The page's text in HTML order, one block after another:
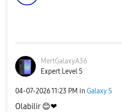
MertGalaxyA36
Expert Level 5
‎04-07-202611:23 PM in Galaxy S
Olabilir 😊❤